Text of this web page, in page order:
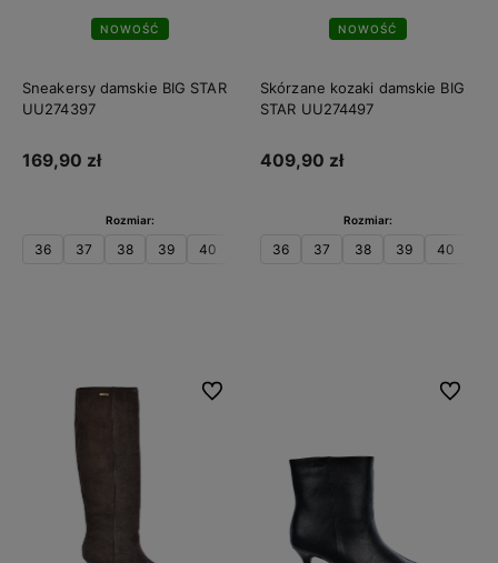
NOWOŚĆ
Sneakersy damskie BIG STAR
UU274397
169,90 zł
Rozmiar:
36 37 38 39 40
NOWOŚĆ
Skórzane kozaki damskie BIG
STAR UU274497
409,90 zł
Rozmiar:
36 37 38 39 40
Do ulubionych Do